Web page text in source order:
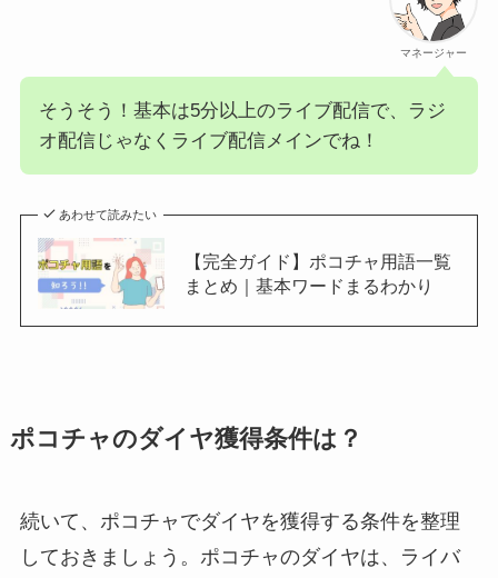
マネージャー
そうそう！基本は5分以上のライブ配信で、ラジ
オ配信じゃなくライブ配信メインでね！
あわせて読みたい
【完全ガイド】ポコチャ用語一覧
まとめ｜基本ワードまるわかり
ポコチャのダイヤ獲得条件は？
続いて、ポコチャでダイヤを獲得する条件を整理
しておきましょう。ポコチャのダイヤは、ライバ